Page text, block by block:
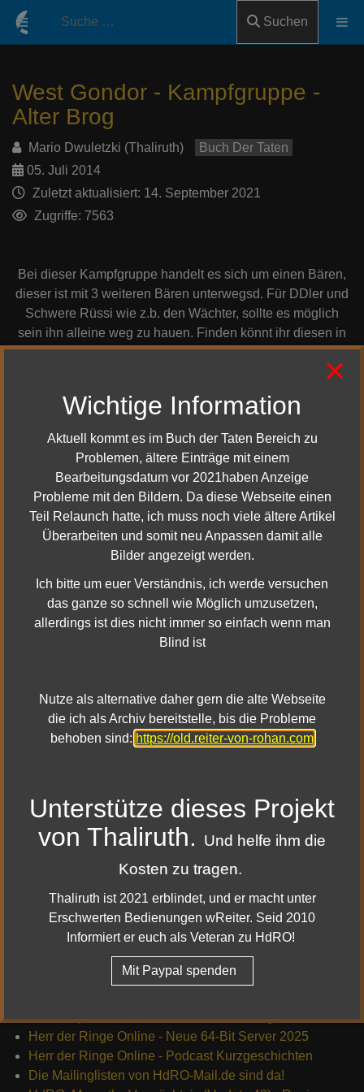
Suchen
West Gondor - Kampfgruppe -
Alter Brog
Mario Dwuletzki (Thaliruth)
Buch Der Taten
05. Juli 2014
Zuletzt aktualisiert: 14. September 2021
Zugriffe: 7563
Bei dieser Kampfgruppe handelt es sich um einen Bären,
dieser ist mit 3 weiteren Bären unterwegsd. Für DDler und
Schwere Rüssi wie z.b. den Wächter, sollte es möglich
sein ihn alleine weg zu hauen. Finden könnt ihr diesen in
Schwarzwurzel Tal
Mehr Details dazu
Youtube | Twitter |
Twitch | Discord
Die neusten News
HdRO Update 43 – Geheimnisse von Utug-bûr
Herr der Ringe Online - Neue 64-Bit Server 2025
Herr der Ringe Online - Podcast Kurzgeschichten
Die Mailinglisten von HdRO-Mail.de sind da!
×
Wichtige Information
Aktuell kommt es im Buch der Taten Bereich zu
Problemen, ältere Einträge mit einem
Bearbeitungsdatum vor 2021haben Anzeige
Probleme mit den Bildern. Da diese Webseite einen
Teil Relaunch hatte, ich muss noch viele ältere Artikel
Überarbeiten und somit neu Anpassen damit alle
Bilder angezeigt werden.
Ich bitte um euer Verständnis, ich werde versuchen
das ganze so schnell wie Möglich umzusetzen,
allerdings ist dies nicht immer so einfach wenn man
Blind ist
Nutze als alternative daher gern die alte Webseite
die ich als Archiv bereitstelle, bis die Probleme
behoben sind: https://old.reiter-von-rohan.com
Unterstütze dieses Projekt
von Thaliruth.
Und helfe ihm die
Kosten zu tragen.
Thaliruth ist 2021 erblindet, und er macht unter
Erschwerten Bedienungen wReiter. Seid 2010
Informiert er euch als Veteran zu HdRO!
Mit Paypal spenden